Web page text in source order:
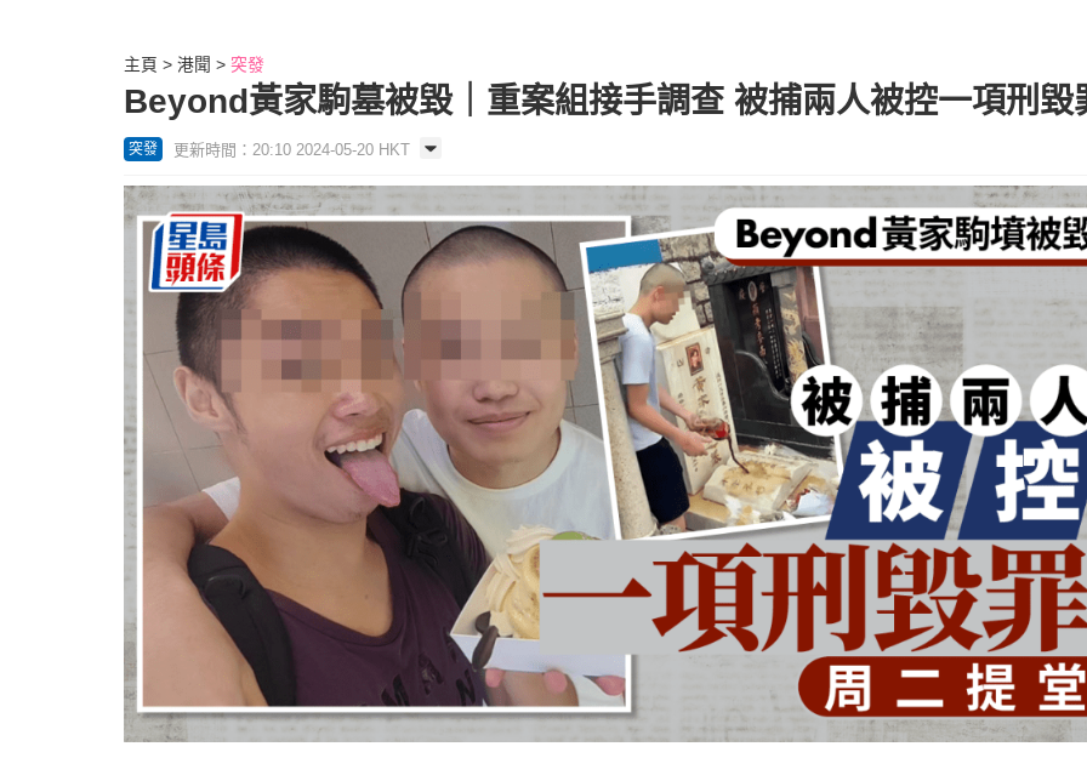
主頁 港聞 突發
Beyond黃家駒墓被毀｜重案組接手調查 被捕兩人被控一項刑毀
突發 更新時間：20:10 2024-05-20 HKT